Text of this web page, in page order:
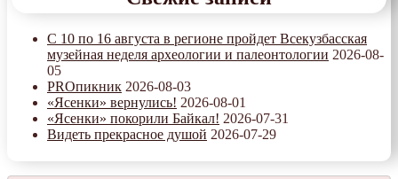
С 10 по 16 августа в регионе пройдет Всекузбасская
музейная неделя археологии и палеонтологии 2026-08-
05
PROпикник 2026-08-03
«Ясенки» вернулись! 2026-08-01
«Ясенки» покорили Байкал! 2026-07-31
Видеть прекрасное душой 2026-07-29